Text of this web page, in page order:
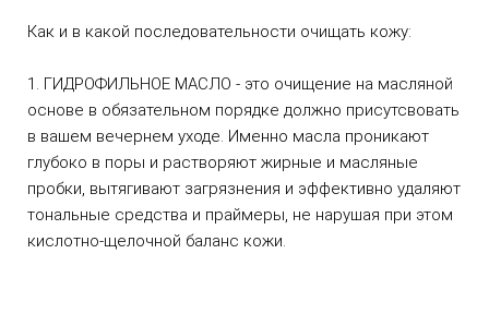
Как и в какой последовательности очищать кожу:
1. ГИДРОФИЛЬНОЕ МАСЛО - это очищение на масляной
основе в обязательном порядке должно присутсвовать
в вашем вечернем уходе. Именно масла проникают
глубоко в поры и растворяют жирные и масляные
пробки, вытягивают загрязнения и эффективно удаляют
тональные средства и праймеры, не нарушая при этом
кислотно-щелочной баланс кожи.